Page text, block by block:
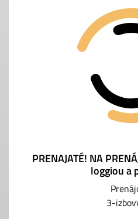
PRENAJATÉ! NA
loggiou a
3-